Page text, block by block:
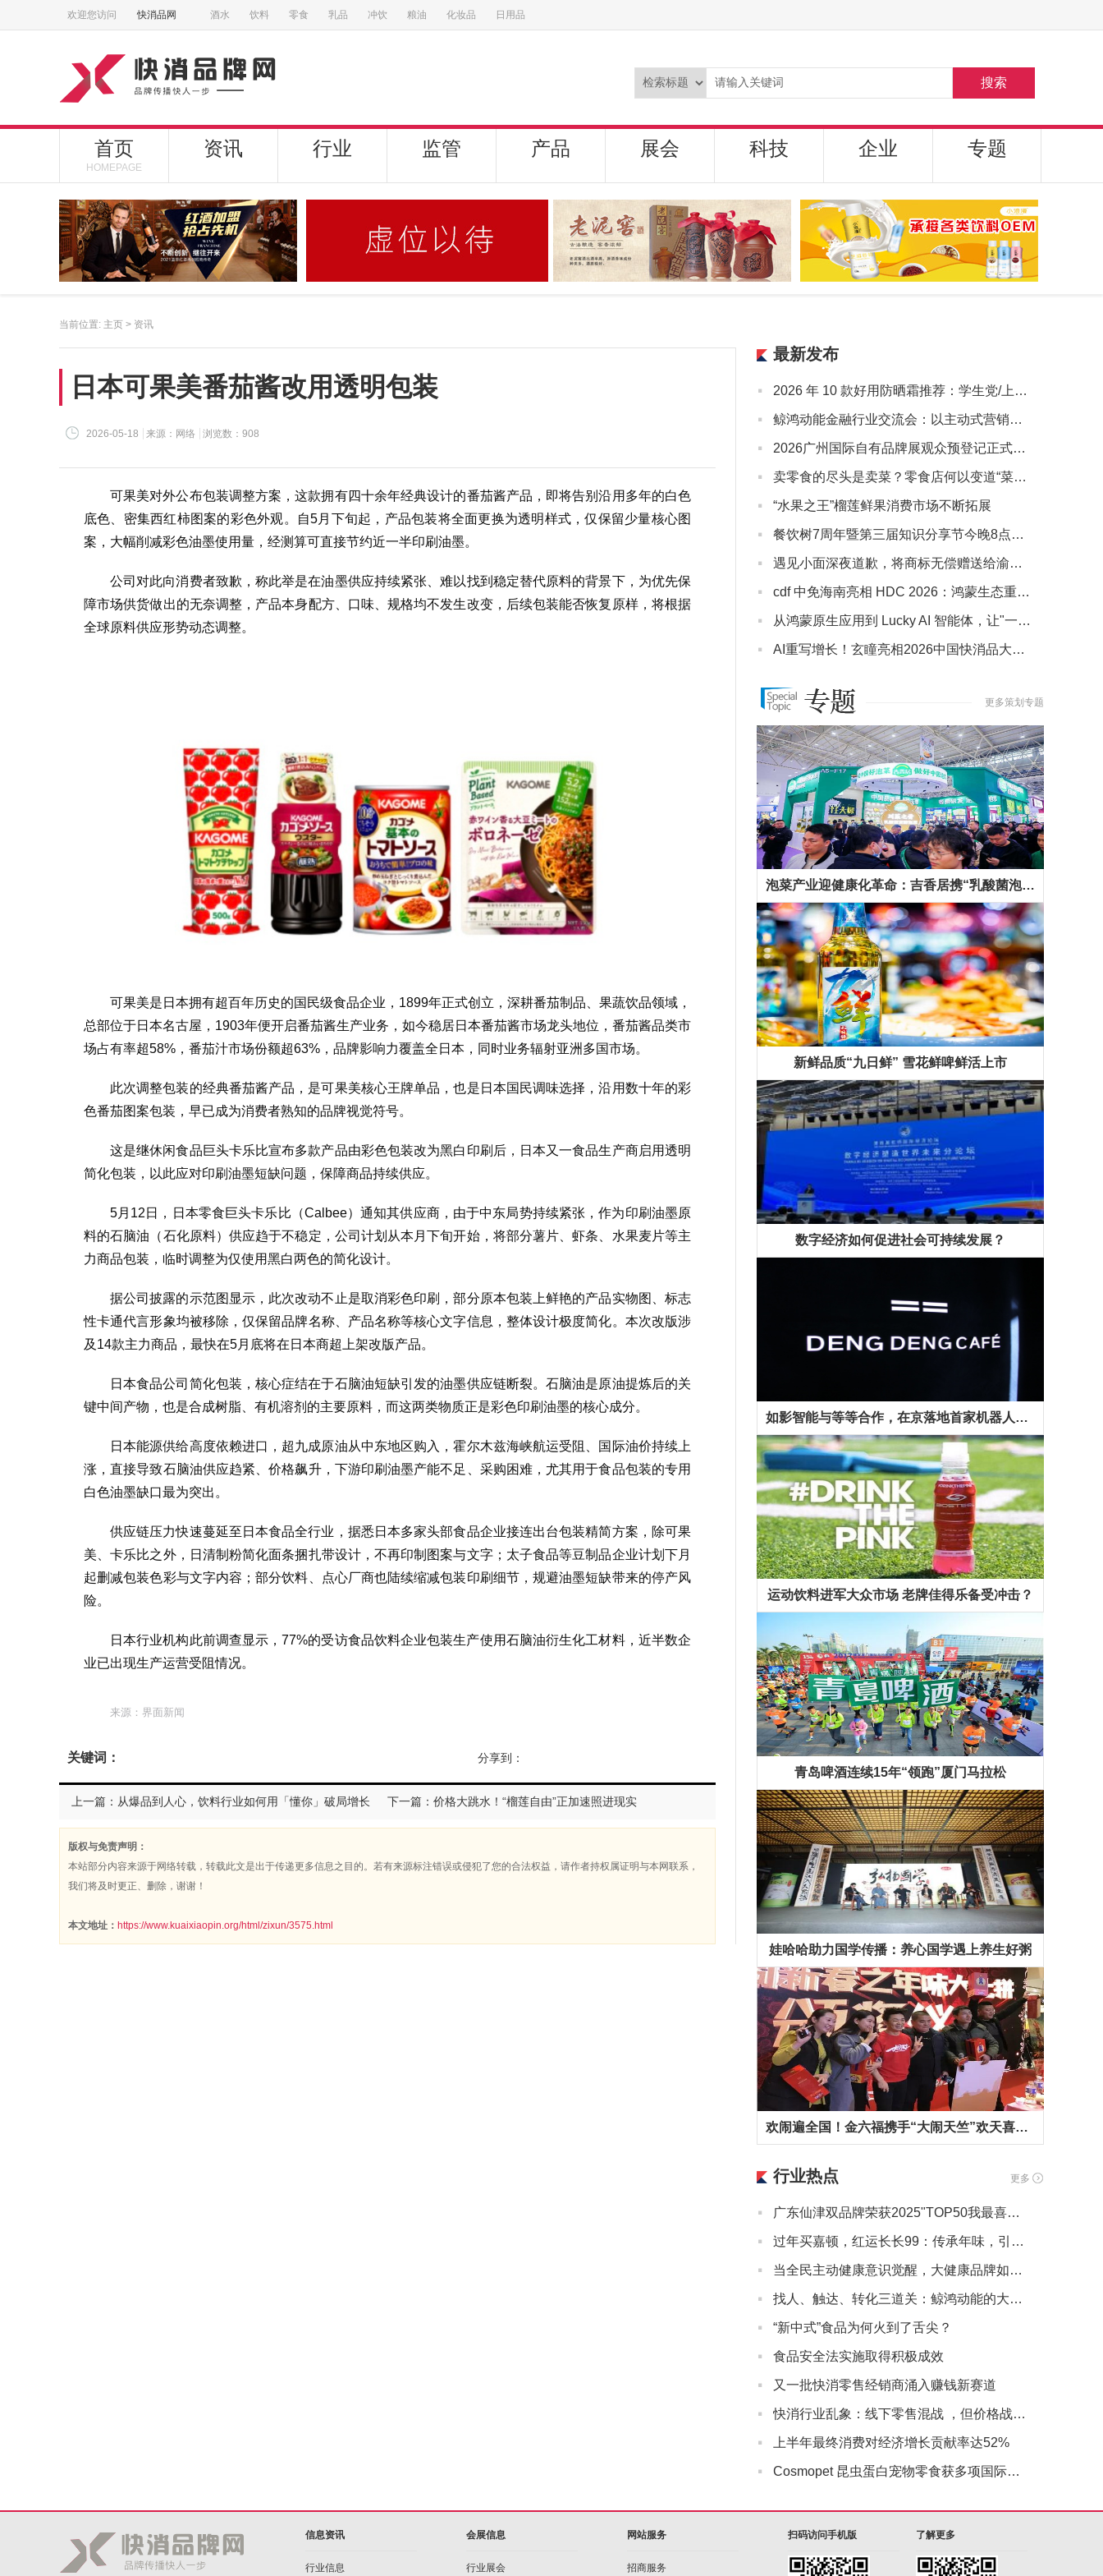
欢迎您访问 快消品网 酒水 饮料 零食 乳品 冲饮 粮油 化妆品 日用品
搜索
首页
HOMEPAGE
资讯 行业 监管 产品 展会 科技 企业 专题
当前位置: 主页 > 资讯
日本可果美番茄酱改用透明包装
2026-05-18 来源：网络 浏览数：908
可果美对外公布包装调整方案，这款拥有四十余年经典设计的番茄酱产品，即将告别沿用多年的白色
底色、密集西红柿图案的彩色外观。自5月下旬起，产品包装将全面更换为透明样式，仅保留少量核心图
案，大幅削减彩色油墨使用量，经测算可直接节约近一半印刷油墨。
公司对此向消费者致歉，称此举是在油墨供应持续紧张、难以找到稳定替代原料的背景下，为优先保
障市场供货做出的无奈调整，产品本身配方、口味、规格均不发生改变，后续包装能否恢复原样，将根据
全球原料供应形势动态调整。
可果美是日本拥有超百年历史的国民级食品企业，1899年正式创立，深耕番茄制品、果蔬饮品领域，
总部位于日本名古屋，1903年便开启番茄酱生产业务，如今稳居日本番茄酱市场龙头地位，番茄酱品类市
场占有率超58%，番茄汁市场份额超63%，品牌影响力覆盖全日本，同时业务辐射亚洲多国市场。
此次调整包装的经典番茄酱产品，是可果美核心王牌单品，也是日本国民调味选择，沿用数十年的彩
色番茄图案包装，早已成为消费者熟知的品牌视觉符号。
这是继休闲食品巨头卡乐比宣布多款产品由彩色包装改为黑白印刷后，日本又一食品生产商启用透明
简化包装，以此应对印刷油墨短缺问题，保障商品持续供应。
5月12日，日本零食巨头卡乐比（Calbee）通知其供应商，由于中东局势持续紧张，作为印刷油墨原
料的石脑油（石化原料）供应趋于不稳定，公司计划从本月下旬开始，将部分薯片、虾条、水果麦片等主
力商品包装，临时调整为仅使用黑白两色的简化设计。
据公司披露的示范图显示，此次改动不止是取消彩色印刷，部分原本包装上鲜艳的产品实物图、标志
性卡通代言形象均被移除，仅保留品牌名称、产品名称等核心文字信息，整体设计极度简化。本次改版涉
及14款主力商品，最快在5月底将在日本商超上架改版产品。
日本食品公司简化包装，核心症结在于石脑油短缺引发的油墨供应链断裂。石脑油是原油提炼后的关
键中间产物，也是合成树脂、有机溶剂的主要原料，而这两类物质正是彩色印刷油墨的核心成分。
日本能源供给高度依赖进口，超九成原油从中东地区购入，霍尔木兹海峡航运受阻、国际油价持续上
涨，直接导致石脑油供应趋紧、价格飙升，下游印刷油墨产能不足、采购困难，尤其用于食品包装的专用
白色油墨缺口最为突出。
供应链压力快速蔓延至日本食品全行业，据悉日本多家头部食品企业接连出台包装精简方案，除可果
美、卡乐比之外，日清制粉简化面条捆扎带设计，不再印制图案与文字；太子食品等豆制品企业计划下月
起删减包装色彩与文字内容；部分饮料、点心厂商也陆续缩减包装印刷细节，规避油墨短缺带来的停产风
险。
日本行业机构此前调查显示，77%的受访食品饮料企业包装生产使用石脑油衍生化工材料，近半数企
业已出现生产运营受阻情况。
来源：界面新闻
关键词： 分享到：
上一篇：从爆品到人心，饮料行业如何用「懂你」破局增长 下一篇：价格大跳水！“榴莲自由”正加速照进现实
版权与免责声明：
本站部分内容来源于网络转载，转载此文是出于传递更多信息之目的。若有来源标注错误或侵犯了您的合法权益，请作者持权属证明与本网联系，
我们将及时更正、删除，谢谢！
本文地址： https://www.kuaixiaopin.org/html/zixun/3575.html
最新发布
· 2026 年 10 款好用防晒霜推荐：学生党/上班族/熟龄肌各价位适配清单
· 鲸鸿动能金融行业交流会：以主动式营销框架，破解保险、信贷、券商差异化难题
· 2026广州国际自有品牌展观众预登记正式开启！立足华南，链接全球
· 卖零食的尽头是卖菜？零食店何以变道“菜市场”？
· “水果之王”榴莲鲜果消费市场不断拓展
· 餐饮树7周年暨第三届知识分享节今晚8点正式开幕！
· 遇见小面深夜道歉，将商标无偿赠送给渝见小面
· cdf 中免海南亮相 HDC 2026：鸿蒙生态重构免税购物体验，从搜索比价到对话式消费
· 从鸿蒙原生应用到 Lucky AI 智能体，让"一句话喝到咖啡"成为现实
· AI重写增长！玄瞳亮相2026中国快消品大会AI应用论坛
精彩专题
更多策划专题
泡菜产业迎健康化革命：吉香居携“乳酸菌泡菜”等新品抢占千亿市场先机
新鲜品质“九日鲜” 雪花鲜啤鲜活上市
数字经济如何促进社会可持续发展？
如影智能与等等合作，在京落地首家机器人咖啡馆
运动饮料进军大众市场 老牌佳得乐备受冲击？
青岛啤酒连续15年“领跑”厦门马拉松
娃哈哈助力国学传播：养心国学遇上养生好粥
欢闹遍全国！金六福携手“大闹天竺”欢天喜地拜早年！
行业热点 更多
· 广东仙津双品牌荣获2025"TOP50我最喜爱的广东商标品牌"
· 过年买嘉顿，红运长长99：传承年味，引领新春礼潮
· 当全民主动健康意识觉醒，大健康品牌如何与用户“深度同行”？
· 找人、触达、转化三道关：鲸鸿动能的大健康营销实战解法
· “新中式”食品为何火到了舌尖？
· 食品安全法实施取得积极成效
· 又一批快消零售经销商涌入赚钱新赛道
· 快消行业乱象：线下零售混战 ，但价格战没有赢家
· 上半年最终消费对经济增长贡献率达52%
· Cosmopet 昆虫蛋白宠物零食获多项国际认证
信息资讯
行业信息
会展信息
行业展会
网站服务
招商服务
扫码访问手机版 了解更多